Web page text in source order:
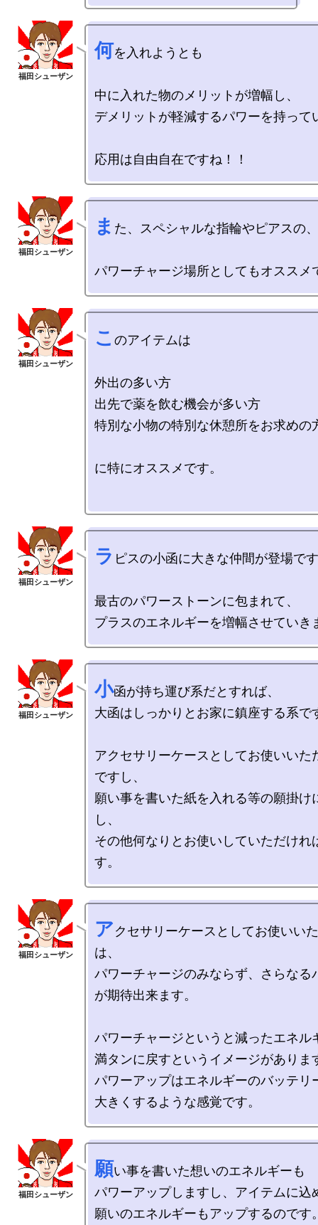
何を入れようとも
中に入れた物のメリットが増幅し、
デメリットが軽減するパワーを持って
ま た、スペシャルな指輪やピアスの、
こ のアイテムは
外出の多い方
出先で薬を飲む機会が多い方
特別な小物の特別な休憩所をお求めの
に特にオススメです。
ラ ピスの小函に大きな仲間が登場で
最古のパワーストーンに包まれて、
小函が持ち運び系だとすれば、
大函はしっかりとお家に鎮座する系で
アクセサリーケースとしてお使いいた
ですし、
願い事を書いた紙を入れる等の願掛け
し、
その他何なりとお使いしていただけれ
アクセサリーケースとしてお使いい
は、
パワーチャージのみならず、さらなる
が期待出来ます。
パワーチャージというと減ったエネル
満タンに戻すというイメージがありま
パワーアップはエネルギーのバッテリ
願い事を書いた想いのエネルギーも
パワーアップしますし、アイテムに込